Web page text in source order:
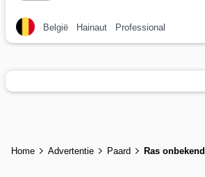
België Hainaut Professional
Home Advertentie Paard Ras onbekend